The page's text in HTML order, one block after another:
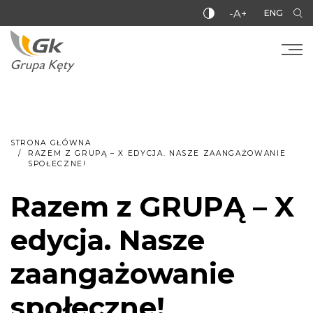
-A+ ENG
STRONA GŁÓWNA
RAZEM Z GRUPĄ – X EDYCJA. NASZE ZAANGAŻOWANIE
SPOŁECZNE!
Razem z GRUPĄ – X
edycja. Nasze
zaangażowanie